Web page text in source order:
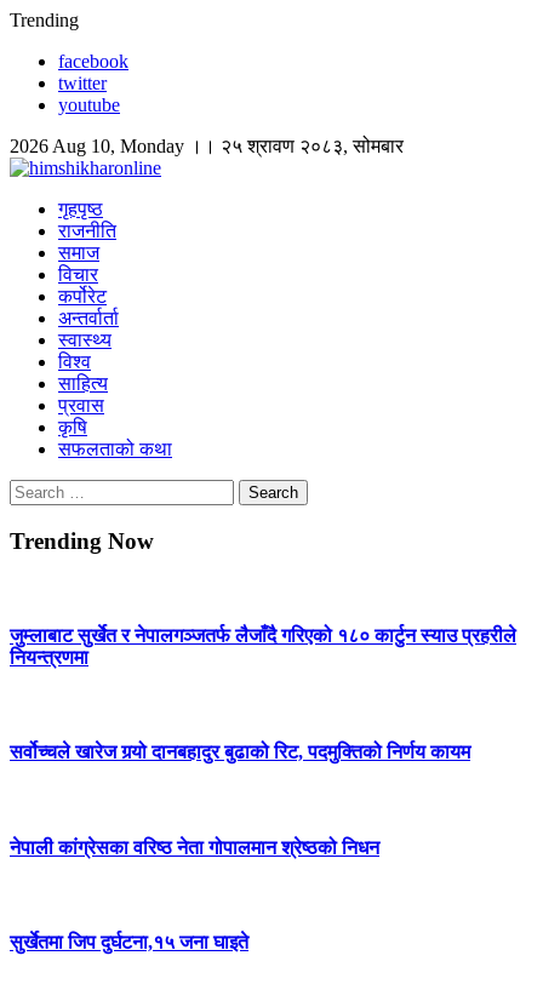
Skip
content
Trending
facebook
twitter
youtube
2026 Aug 10, Monday ।। २५ श्रावण २०८३, सोमबार
Himshikhar Online
गृहपृष्ठ
राजनीति
समाज
विचार
कर्पोरेट
अन्तर्वार्ता
स्वास्थ्य
विश्व
साहित्य
प्रवास
कृषि
सफलताको कथा
Search
for:
Trending Now
जुम्लाबाट सुर्खेत र नेपालगञ्जतर्फ लैजाँदै गरिएको १८० कार्टुन स्याउ प्रहरीले
नियन्त्रणमा
सर्वोच्चले खारेज गर्‍यो दानबहादुर बुढाको रिट, पदमुक्तिको निर्णय कायम
नेपाली कांग्रेसका वरिष्ठ नेता गोपालमान श्रेष्ठको निधन
सुर्खेतमा जिप दुर्घटना,१५ जना घाइते